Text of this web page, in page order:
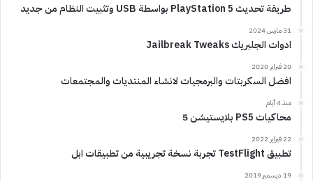
طريقة تحديث PlayStation 5 بواسطة USB وتثبيت النظام من جديد
31 مارس 2024
ادوات الجلبريك Jailbreak Tweaks
20 فبراير 2020
افضل السكربتات والبرمجيات لانشاء المنتديات والمجتمعات
منذ 4 أيام
محاكيات PS5 بلايستيشن 5
22 فبراير 2022
تطبيق TestFlight تجربة نسخة تجريبية من تطبيقات ابل
19 ديسمبر 2019